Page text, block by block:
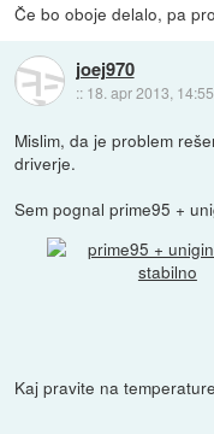
Če bo oboje delalo, pa
joej970
:: 18. apr 2013, 14:55
Mislim, da je problem
driverje.
Sem pognal prime95 +
Kaj pravite na